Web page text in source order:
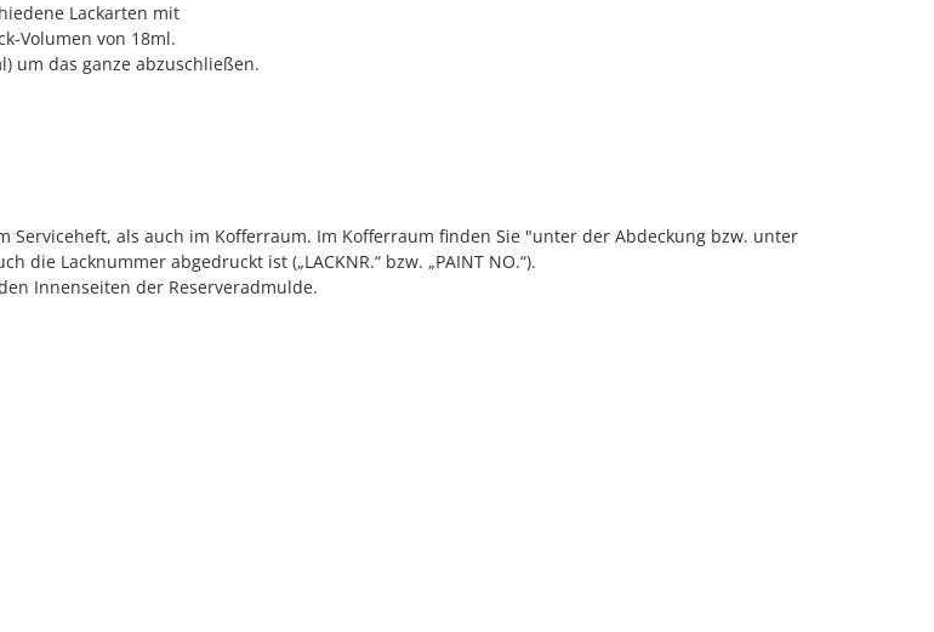
Lackarten mit
Volumen von 18ml.
um das ganze abzuschließen.
Serviceheft, als auch im Kofferraum. Im Kofferraum finden Sie "unter der Abdeckung bzw. unter
Lacknummer abgedruckt ist („LACKNR.“ bzw. „PAINT NO.“).
Innenseiten der Reserveradmulde.